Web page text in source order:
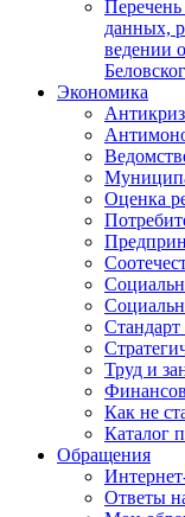
данных,
ведении
Экономика
Оценка
Стандарт
Труд и
Как не
Каталог
Обращения
Ответы